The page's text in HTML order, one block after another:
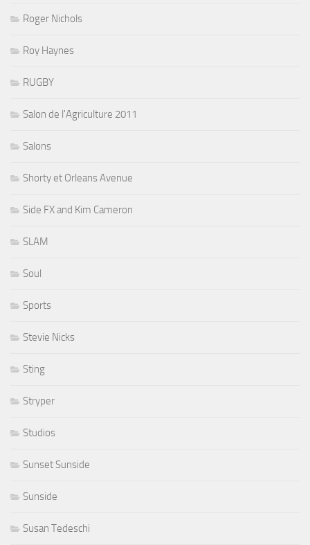
Roger Nichols
Roy Haynes
RUGBY
Salon de l'Agriculture 2011
Salons
Shorty et Orleans Avenue
Side FX and Kim Cameron
SLAM
Soul
Sports
Stevie Nicks
Sting
Stryper
Studios
Sunset Sunside
Sunside
Susan Tedeschi